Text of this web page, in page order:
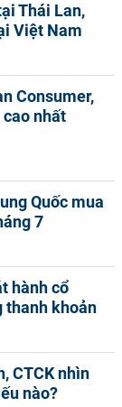
Thái Lan,
Việt Nam
Consumer,
cao nhất
Quốc mua
7
hành cổ
thanh khoản
CTCK nhìn
nào?